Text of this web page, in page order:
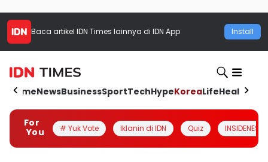
Baca artikel IDN Times lainnya di IDN App Install
HomeNewsBusinessSportTechHypeKoreaLifeHealth
For
You
# Yuk Vote Iklanin di IDN Quiz INSIDENESIA